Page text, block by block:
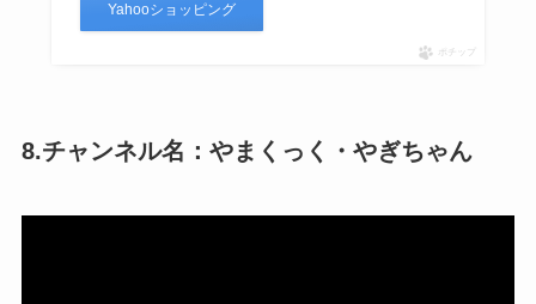
Yahooショッピング
ポチップ
8.チャンネル名：やまくっく・やぎちゃん